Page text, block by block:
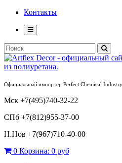
Контакты
Официальный импортер Perfect Chemical
Мск +7(495)740-32-22
СПб +7(812)955-37-00
Н.Нов +7(967)710-40-00
0 Корзина: 0 руб